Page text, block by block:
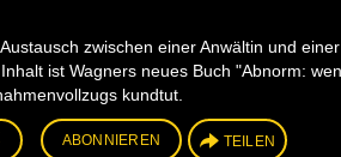
zwischen einer Anwältin und
ist Wagners neues Buch "Abnorm:
kundtut.
ABONNIEREN TEILEN